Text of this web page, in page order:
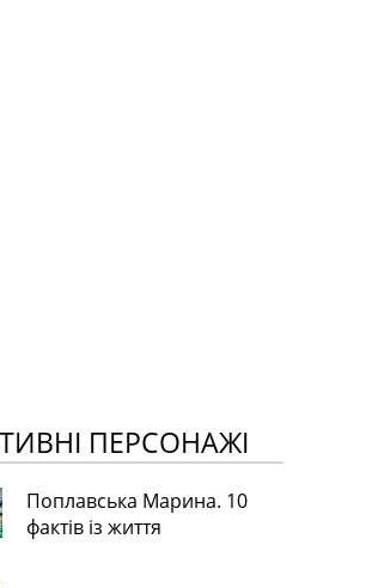
ПЕРСОНАЖІ
Поплавська Марина. 10
фактів із життя